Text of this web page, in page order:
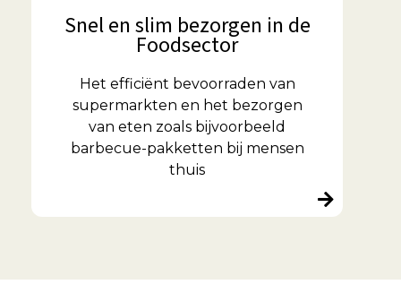
Snel en slim bezorgen in de
Foodsector
Het efficiënt bevoorraden van
supermarkten en het bezorgen
van eten zoals bijvoorbeeld
barbecue-pakketten bij mensen
thuis